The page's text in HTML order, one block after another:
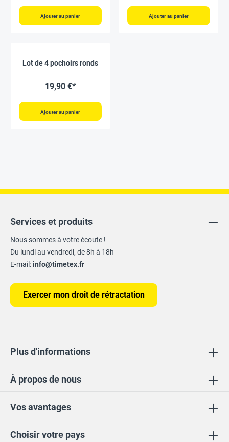
Ajouter au panier Ajouter au panier
Lot de 4 pochoirs ronds
19,90 €*
Ajouter au panier
Vos avantages
Choisir votre pays
À propos de nous
Services et produits
Nous sommes à votre écoute !
Du lundi au vendredi, de 8h à 18h
E-mail:info@timetex.fr
Exercer mon droit de rétractation
Plus d'informations